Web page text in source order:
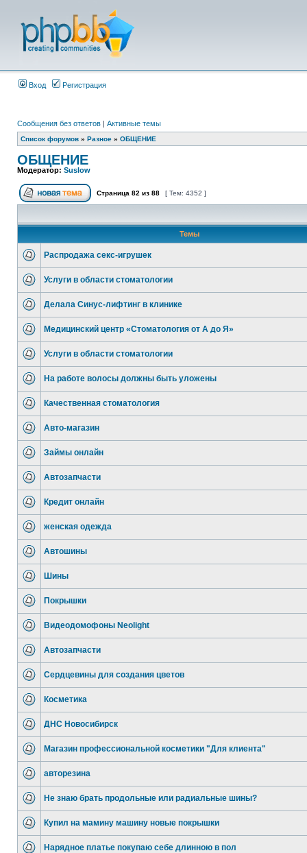
Вход Регистрация
Сообщения без ответов | Активные темы
Список форумов » Разное » ОБЩЕНИЕ
ОБЩЕНИЕ
Модератор: Suslow
Страница 82 из 88 [ Тем: 4352 ]
Темы
Распродажа секс-игрушек
Услуги в области стоматологии
Делала Синус-лифтинг в клинике
Медицинский центр «Стоматология от А до Я»
Услуги в области стоматологии
На работе волосы должны быть уложены
Качественная стоматология
Авто-магазин
Займы онлайн
Автозапчасти
Кредит онлайн
женская одежда
Автошины
Шины
Покрышки
Видеодомофоны Neolight
Автозапчасти
Сердцевины для создания цветов
Косметика
ДНС Новосибирск
Магазин профессиональной косметики "Для клиента"
авторезина
Не знаю брать продольные или радиальные шины?
Купил на мамину машину новые покрышки
Нарядное платье покупаю себе длинною в пол